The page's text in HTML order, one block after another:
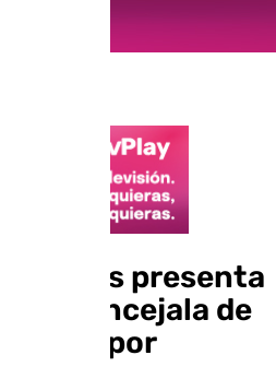
presenta
concejala de
por